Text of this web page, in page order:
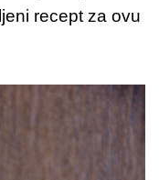
recept za ovu